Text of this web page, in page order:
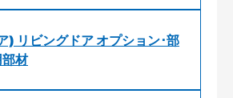
リビングドア オプション･部
材